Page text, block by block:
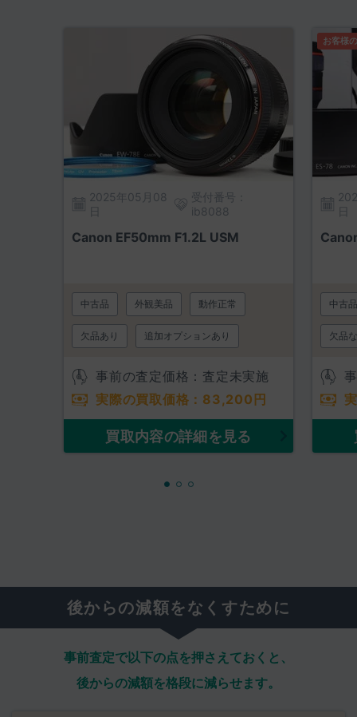
2025年05月08
日
受付番号：
ib8088
Canon EF50mm F1.2L USM
中古品 外観美品 動作正常
欠品あり 追加オプションあり
事前の査定価格：査定未実施
実際の買取価格： 83,200 円
買取内容の詳細を見る
お客様
日
中古品
欠品
後からの減額をなくすために
事前査定で以下の点を押さえておくと、
後からの減額を格段に減らせます。